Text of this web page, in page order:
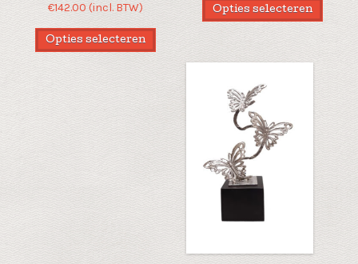
€142.00 (incl. BTW)
Opties selecteren
Opties selecteren